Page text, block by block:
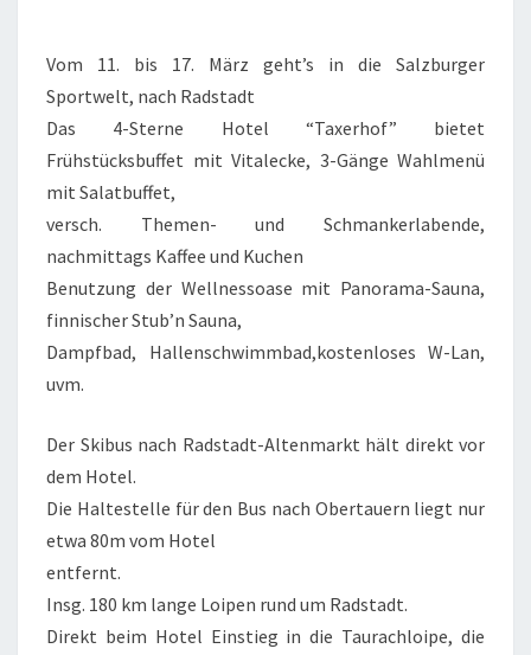
Vom 11. bis 17. März geht’s in die Salzburger
Sportwelt, nach Radstadt
Das 4-Sterne Hotel “Taxerhof” bietet
Frühstücksbuffet mit Vitalecke, 3-Gänge Wahlmenü
mit Salatbuffet,
versch. Themen- und Schmankerlabende,
nachmittags Kaffee und Kuchen
Benutzung der Wellnessoase mit Panorama-Sauna,
finnischer Stub’n Sauna,
Dampfbad, Hallenschwimmbad,kostenloses W-Lan,
uvm.
Der Skibus nach Radstadt-Altenmarkt hält direkt vor
dem Hotel.
Die Haltestelle für den Bus nach Obertauern liegt nur
etwa 80m vom Hotel
entfernt.
Insg. 180 km lange Loipen rund um Radstadt.
Direkt beim Hotel Einstieg in die Taurachloipe, die